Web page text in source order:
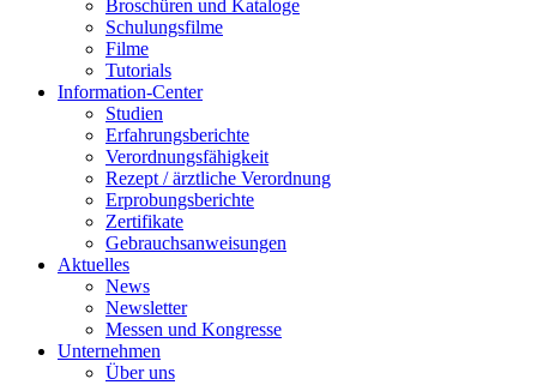
Broschüren und Kataloge
Schulungsfilme
Filme
Tutorials
Information-Center
Studien
Erfahrungsberichte
Verordnungsfähigkeit
Rezept / ärztliche Verordnung
Erprobungsberichte
Zertifikate
Gebrauchsanweisungen
Aktuelles
News
Newsletter
Messen und Kongresse
Unternehmen
Über uns